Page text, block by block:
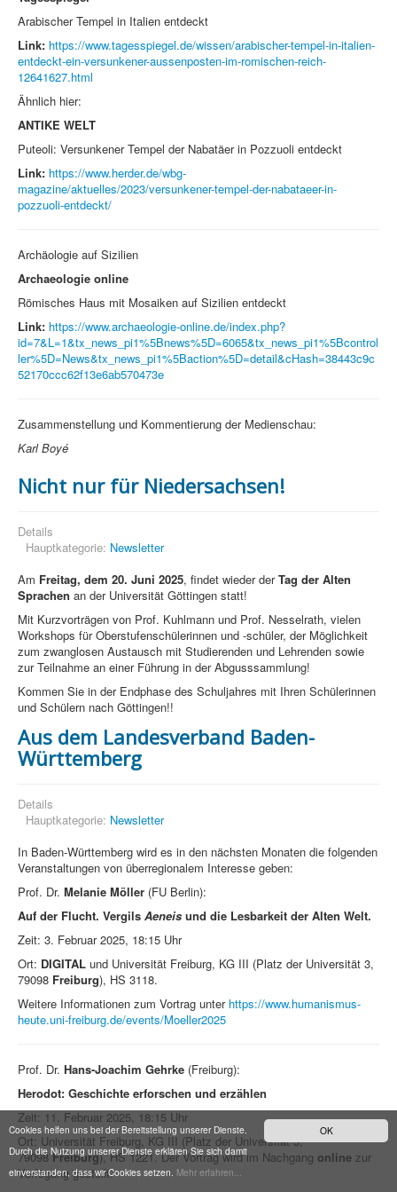
OK
Cookies helfen uns bei der Bereitstellung unserer Dienste.
Durch die Nutzung unserer Dienste erklären Sie sich damit
einverstanden, dass wir Cookies setzen. Mehr erfahren...
Arabischer Tempel in Italien entdeckt
Link: https://www.tagesspiegel.de/wissen/arabischer-tempel-in-italien-
entdeckt-ein-versunkener-aussenposten-im-romischen-reich-
12641627.html
Ähnlich hier:
ANTIKE WELT
Puteoli: Versunkener Tempel der Nabatäer in Pozzuoli entdeckt
Link: https://www.herder.de/wbg-
magazine/aktuelles/2023/versunkener-tempel-der-nabataeer-in-
pozzuoli-entdeckt/
Archäologie auf Sizilien
Archaeologie online
Römisches Haus mit Mosaiken auf Sizilien entdeckt
Link: https://www.archaeologie-online.de/index.php?
id=7&L=1&tx_news_pi1%5Bnews%5D=6065&tx_news_pi1%5Bcontrol
ler%5D=News&tx_news_pi1%5Baction%5D=detail&cHash=38443c9c
52170ccc62f13e6ab570473e
Zusammenstellung und Kommentierung der Medienschau:
Karl Boyé
Nicht nur für Niedersachsen!
Details
Hauptkategorie: Newsletter
Am Freitag, dem 20. Juni 2025, findet wieder derTag der Alten
Sprachen an der Universität Göttingen statt!
Mit Kurzvorträgen von Prof. Kuhlmann und Prof. Nesselrath, vielen
Workshops für Oberstufenschülerinnen und -schüler, der Möglichkeit
zum zwanglosen Austausch mit Studierenden und Lehrenden sowie
zur Teilnahme an einer Führung in der Abgusssammlung!
Kommen Sie in der Endphase des Schuljahres mit Ihren Schülerinnen
und Schülern nach Göttingen!!
Aus dem Landesverband Baden-
Württemberg
Details
Hauptkategorie: Newsletter
In Baden-Württemberg wird es in den nächsten Monaten die folgenden
Veranstaltungen von überregionalem Interesse geben:
Prof. Dr. Melanie Möller (FU Berlin):
Auf der Flucht. Vergils Aeneis und die Lesbarkeit der Alten Welt.
Zeit: 3. Februar 2025, 18:15 Uhr
Ort: DIGITAL und Universität Freiburg, KG III (Platz der Universität 3,
79098 Freiburg), HS 3118.
Weitere Informationen zum Vortrag unter https://www.humanismus-
heute.uni-freiburg.de/events/Moeller2025
Prof. Dr. Hans-Joachim Gehrke (Freiburg):
Herodot: Geschichte erforschen und erzählen
Zeit: 11. Februar 2025, 18:15 Uhr
Ort: Universität Freiburg, KG III (Platz der Universität 3,
79098Freiburg), HS 1221. Der Vortrag wird im Nachgang online zur
Verfügung gestellt.